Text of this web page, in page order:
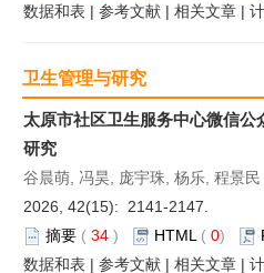
数据和表 | 参考文献 | 相关文章 |
卫生管理与研究
太原市社区卫生服务中心微信
研究
谷晨萌, 冯昊, 庞宇珠, 杨乐, 程景民
2026, 42(15): 2141-2147.
摘要 ( 34 ) HTML ( 0)
数据和表 | 参考文献 | 相关文章 |